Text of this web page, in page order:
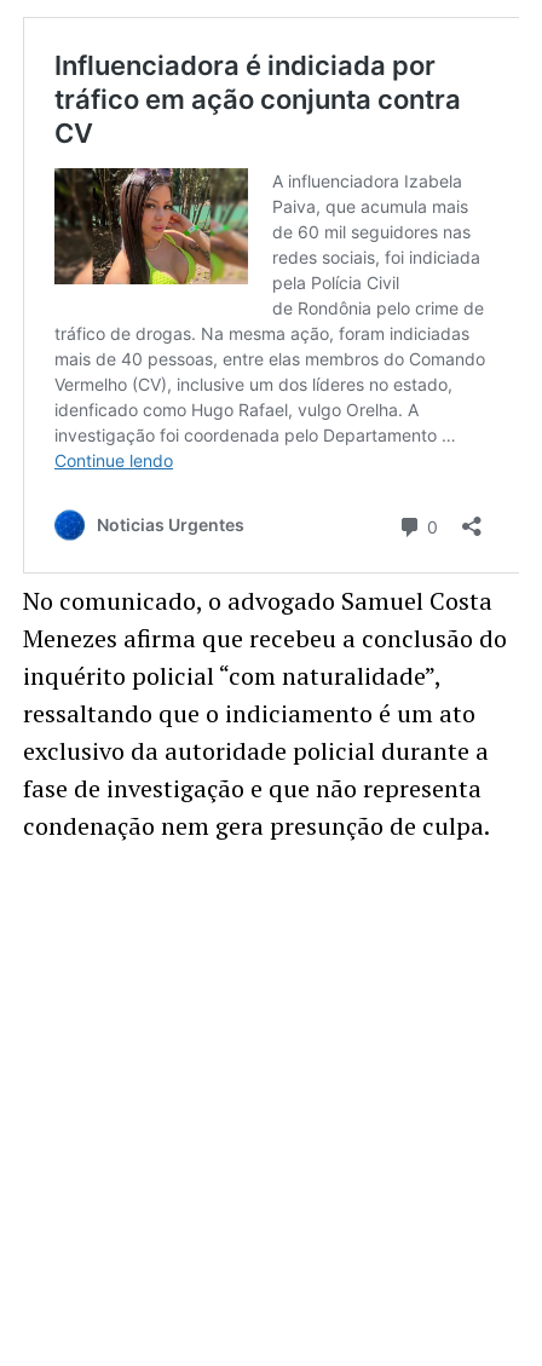
No comunicado, o advogado Samuel Costa
Menezes afirma que recebeu a conclusão do
inquérito policial “com naturalidade”,
ressaltando que o indiciamento é um ato
exclusivo da autoridade policial durante a
fase de investigação e que não representa
condenação nem gera presunção de culpa.